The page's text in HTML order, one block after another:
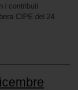
i contributi
CIPE del 24